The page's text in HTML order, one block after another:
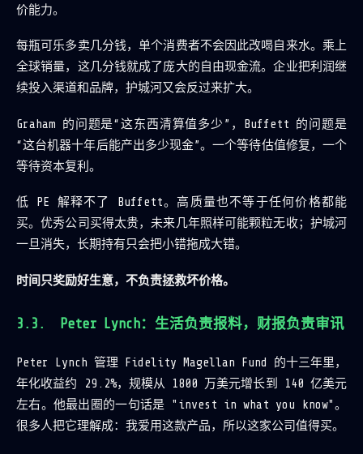
价能力。
每瓶可乐多卖几分钱，单个消费者不会因此改喝自来水。乘上
全球销量，这几分钱就成了庞大的自由现金流。企业把利润继
续投入渠道和品牌，护城河又会反过来扩大。
Graham 的问题是“这东西清算值多少”，Buffett 的问题是
“这台机器十年后能产出多少现金”。一个等待估值修复，一个
等待资本复利。
低 PE 解释不了 Buffett。高质量也不等于任何价格都能
买。优秀公司买得太贵，未来几年照样可能颗粒无收；护城河
一旦消失，长期持有只会把小错拖成大错。
时间只奖励好生意，不负责拯救坏价格。
Peter Lynch：生活负责报料，财报负责审讯
Peter Lynch 管理 Fidelity Magellan Fund 的十三年里，
年化收益约 29.2%，规模从 1800 万美元增长到 140 亿美元
左右。他最出圈的一句话是 "invest in what you know"。
很多人把它理解成：我爱用这款产品，所以这家公司值得买。